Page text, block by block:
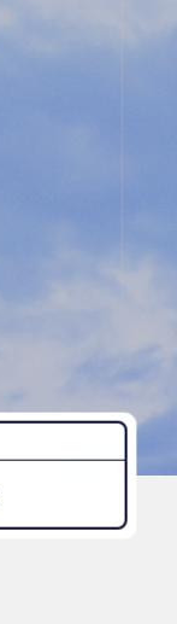
デジタルパンフレ
プライバシーポリ
シー